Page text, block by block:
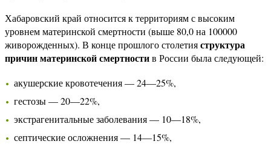
Хабаровский край относится к территориям с высоким
уровнем материнской смертности (выше 80,0 на 100000
живорожденных). В конце прошлого столетияструктура
причин материнской смертностив России была следующей:
акушерские кровотечения — 24—25%,
гестозы — 20—22%,
экстрагенитальные заболевания — 10—18%,
септические осложнения — 14—15%,